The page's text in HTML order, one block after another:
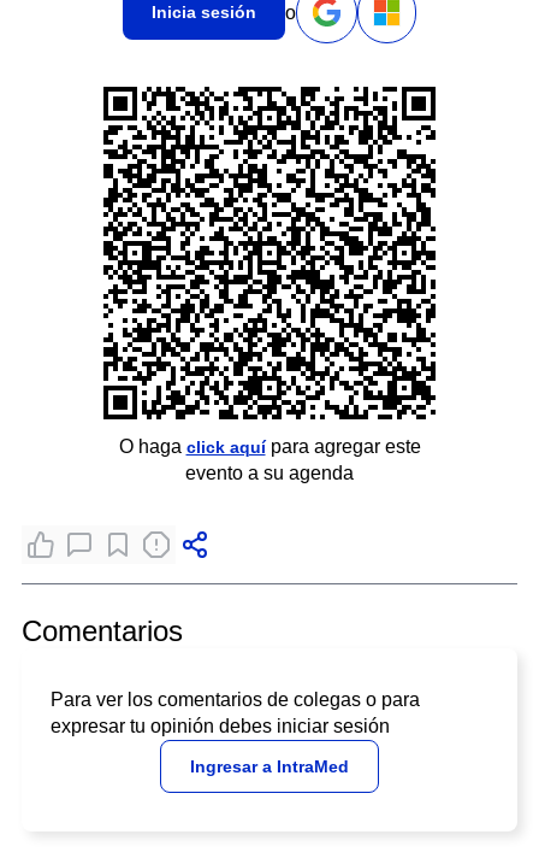
Inicia sesión o
O haga click aquípara agregar este
evento a su agenda
Comentarios
Para ver los comentarios de colegas o para
expresar tu opinión debes iniciar sesión
Ingresar a IntraMed